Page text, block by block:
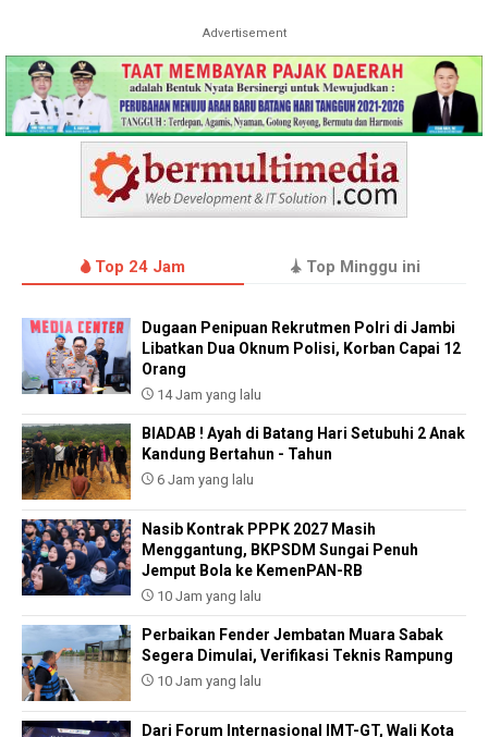
Advertisement
Top 24 Jam Top Minggu ini
Dugaan Penipuan Rekrutmen Polri di Jambi
Libatkan Dua Oknum Polisi, Korban Capai 12
Orang
14 Jam yang lalu
BIADAB ! Ayah di Batang Hari Setubuhi 2 Anak
Kandung Bertahun - Tahun
6 Jam yang lalu
Nasib Kontrak PPPK 2027 Masih
Menggantung, BKPSDM Sungai Penuh
Jemput Bola ke KemenPAN-RB
10 Jam yang lalu
Perbaikan Fender Jembatan Muara Sabak
Segera Dimulai, Verifikasi Teknis Rampung
10 Jam yang lalu
Dari Forum Internasional IMT-GT, Wali Kota